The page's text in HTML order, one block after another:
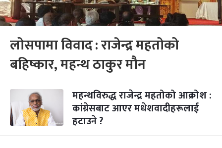
लोसपामा विवाद : राजेन्द्र महतोको
बहिष्कार, महन्थ ठाकुर मौन
महन्थविरुद्ध राजेन्द्र महतोको आक्रोश :
कांग्रेसबाट आएर मधेशवादीहरूलाई
हटाउने ?